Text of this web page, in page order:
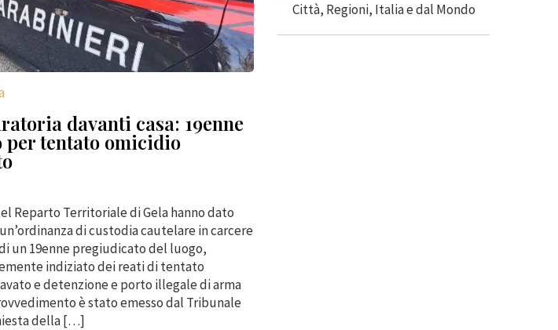
davanti casa: 19enne
per tentato omicidio
Reparto Territoriale di Gela hanno dato
di custodia cautelare in carcere
un 19enne pregiudicato del luogo,
indiziato dei reati di tentato
e detenzione e porto illegale di arma
è stato emesso dal Tribunale
della […]